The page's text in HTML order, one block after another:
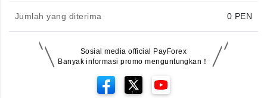
Jumlah yang diterima 0 PEN
Sosial media official PayForex
Banyak informasi promo menguntungkan！